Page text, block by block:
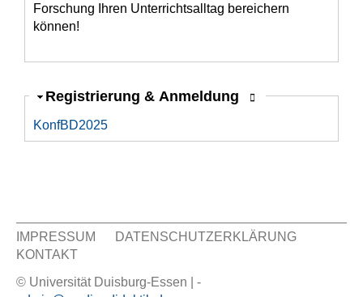
Forschung Ihren Unterrichtsalltag bereichern
können!
Ausblenden
Registrierung & Anmeldung
KonfBD2025
Sekundär Menü
IMPRESSUM
DATENSCHUTZERKLÄRUNG
KONTAKT
© Universität Duisburg-Essen | -